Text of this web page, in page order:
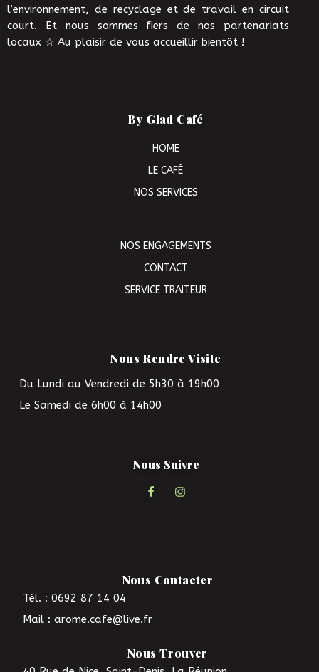
l’environnement, de recyclage et de travail en circuit
court. Et nous sommes fiers de nos partenariats
locaux ☆ Au plaisir de vous accueillir bientôt !
By Glad Café
HOME
LE CAFÉ
NOS SERVICES
NOS ENGAGEMENTS
CONTACT
SERVICE TRAITEUR
Nous Rendre Visite
Du Lundi au Vendredi de 5h30 à 19h00
Le Samedi de 6h00 à 14h00
Nous Suivre
Nous Contacter
Tél. : 0692 87 14 04
Mail : arome.cafe@live.fr
Nous Trouver